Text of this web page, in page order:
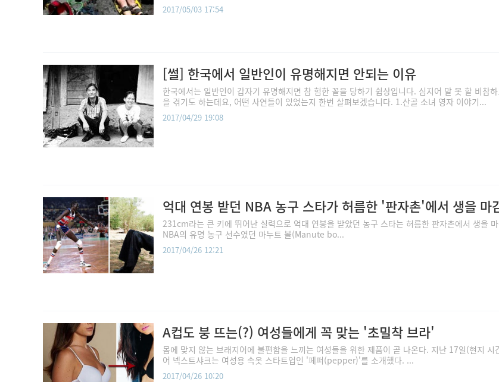
2017/05/03 17:54
[썰] 한국에서 일반인이 유명해지면 안되는 이유
한국에서는 일반인이 갑자기 유명해지면 참 험한 꼴을 당하기 쉽상입니다. 심지어 말 못 할 비참
을 겪기도 하는데요, 어떤 사연들이 있었는지 한번 살펴보겠습니다. 1.산골 소녀 영자 이야기...
2017/04/29 19:08
억대 연봉 받던 NBA 농구 스타가 허름한 '판자촌'에서 생을 마
231cm라는 큰 키에 뛰어난 실력으로 억대 연봉을 받았던 농구 스타는 허름한 판자촌에서 생을
NBA의 유명 농구 선수였던 마누트 볼(Manute bo...
2017/04/26 12:21
A컵도 붕 뜨는(?) 여성들에게 꼭 맞는 '초밀착 브라'
몸에 맞지 않는 브래지어에 불편함을 느끼는 여성들을 위한 제품이 곧 나온다. 지난 17일(현지 시
어 넥스트샤크는 여성용 속옷 스타트업인 '페퍼(pepper)'를 소개했다. ...
2017/04/26 10:20